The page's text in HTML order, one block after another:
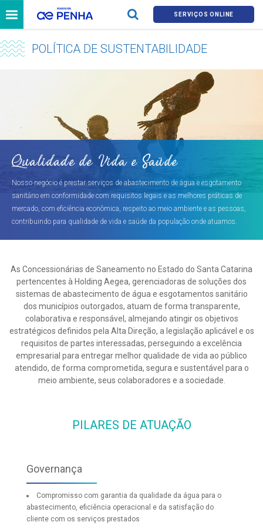
SERVIÇOS ONLINE
POLÍTICA DE SUSTENTABILIDADE
Qualidade de Vida e Saúde
Nosso negócio é prestar serviços de abastecimento de água e esgotamento
sanitário em conformidade com requisitos legais e as melhores práticas de
mercado, com eficiência econômica, respeito ao meio ambiente e as pessoas,
contribuindo para qualidade de vida e saúde da população onde atuamos.
As Concessionárias de Saneamento no Estado do Santa Catarina
pertencentes à Holding Aegea, gerenciadoras de soluções dos
sistemas de abastecimento de água e esgotamentos sanitário
dos municípios outorgados, atuam de forma transparente,
colaborativa e responsável, almejando atingir os objetivos
estratégicos definidos pela Alta Direção, a legislação aplicável e os
requisitos de partes interessadas, perseguindo a excelência
empresarial para entregar melhor qualidade de vida ao público
atendido, de forma comprometida, segura e sustentável para o
meio ambiente, seus colaboradores e a sociedade.
PILARES DE ATUAÇÃO
Governança
Compromisso com garantia da qualidade da água para o
abastecimento, eficiência operacional e da satisfação do
cliente com os serviços prestados